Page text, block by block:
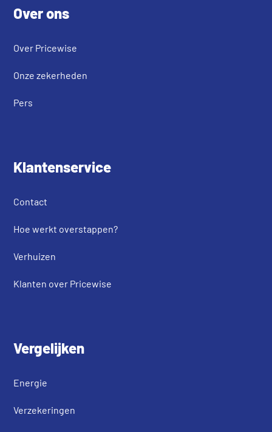
Over ons
Over Pricewise
Onze zekerheden
Pers
Klantenservice
Contact
Hoe werkt overstappen?
Verhuizen
Klanten over Pricewise
Vergelijken
Energie
Verzekeringen